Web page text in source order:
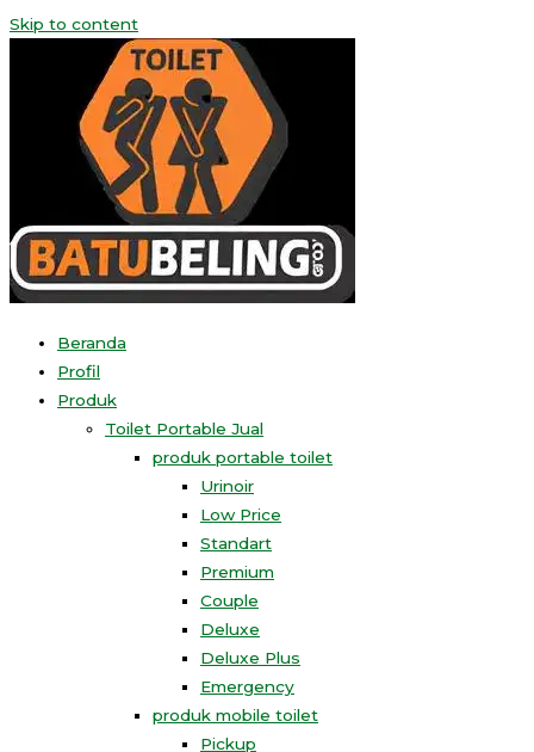
Skip to content
Beranda
Profil
Produk
Toilet Portable Jual
produk portable toilet
Urinoir
Low Price
Standart
Premium
Couple
Deluxe
Deluxe Plus
Emergency
produk mobile toilet
Pickup